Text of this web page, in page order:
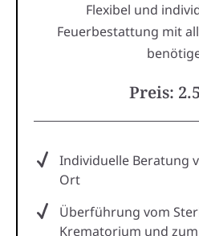
Flexibel und
Feuerbestattung mit
Preis:
Individuelle Beratung
Ort
Überführung vom
Krematorium und